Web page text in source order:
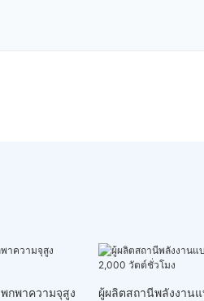
กพาความจุสูง
ผู้ผลิตสถานีพลังงาน